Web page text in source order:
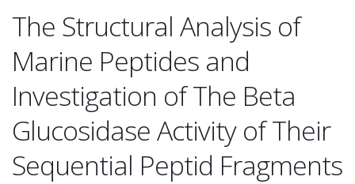
The Structural Analysis of
Marine Peptides and
Investigation of The Beta
Glucosidase Activity of Their
Sequential Peptid Fragments